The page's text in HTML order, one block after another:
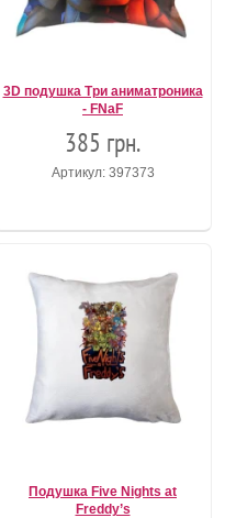
3D подушка Три аниматроника
- FNaF
385 грн.
Артикул: 397373
Подушка Five Nights at
Freddy’s